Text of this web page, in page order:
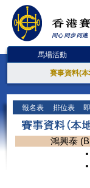
馬場活動
賽事資料(
報名表 排位表
鴻興泰